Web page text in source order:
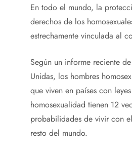
En todo el mundo, la
derechos de los
estrechamente vinculada al
Según un informe reciente
Unidas, los hombres
que viven en países con
homosexualidad tienen 12
probabilidades de vivir con
resto del mundo.